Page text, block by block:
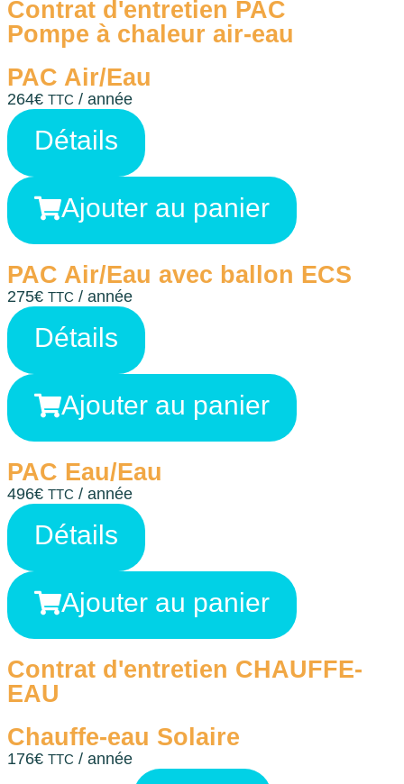
Contrat d'entretien PAC
Pompe à chaleur air-eau
PAC Air/Eau
264€ TTC / année
Détails
Ajouter au panier
PAC Air/Eau avec ballon ECS
275€ TTC / année
Détails
Ajouter au panier
PAC Eau/Eau
496€ TTC / année
Détails
Ajouter au panier
Contrat d'entretien CHAUFFE-
EAU
Chauffe-eau Solaire
176€ TTC / année